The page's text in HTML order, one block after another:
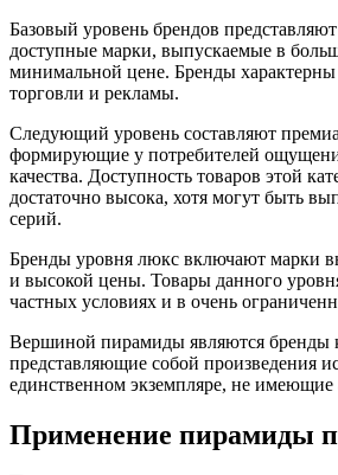
Базовый уровень брендов
доступные марки, выпускаемые в
минимальной цене. Бренды характерны
торговли и рекламы.
Следующий уровень составляют
формирующие у потребителей
качества. Доступность товаров этой
достаточно высока, хотя могут быть
серий.
Бренды уровня люкс включают марки
и высокой цены. Товары данного
частных условиях и в очень
Вершиной пирамиды являются бренды
представляющие собой произведения
единственном экземпляре, не имеющие
Применение пирамиды